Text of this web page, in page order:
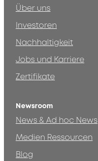
Über uns
Investoren
Nachhaltigkeit
Jobs und Karriere
Zertifikate
Newsroom
News & Ad hoc News
Medien Ressourcen
Blog